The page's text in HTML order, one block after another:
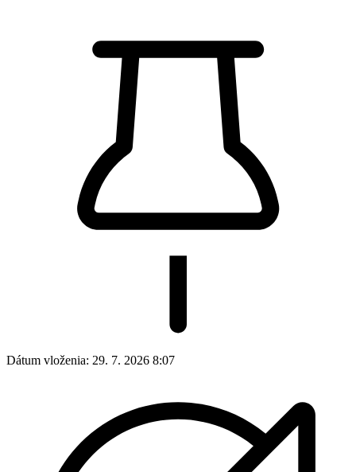
Dátum vloženia: 29. 7. 2026 8:07